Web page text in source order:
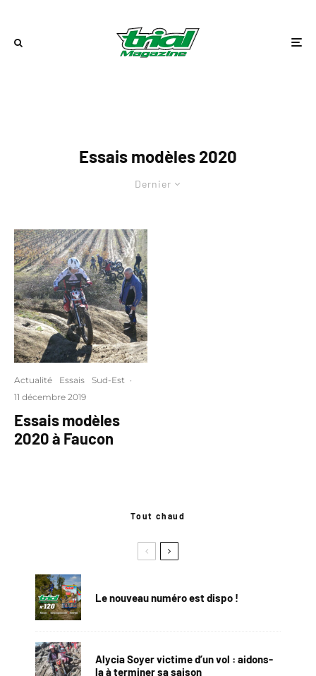
Essais modèles 2020
Dernier
Actualité Essais Sud-Est ·
11 décembre 2019
Essais modèles
2020 à Faucon
Tout chaud
Le nouveau numéro est dispo !
Alycia Soyer victime d’un vol : aidons-
la à terminer sa saison